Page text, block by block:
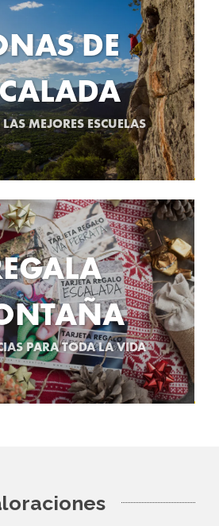
DE
LAS MEJORES ESCUELAS
PARA TODA LA VIDA